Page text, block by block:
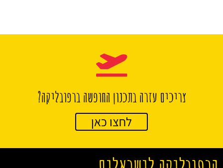
צריכים עזרה בתכנון החופשה ברפובליקה?
לחצו כאן